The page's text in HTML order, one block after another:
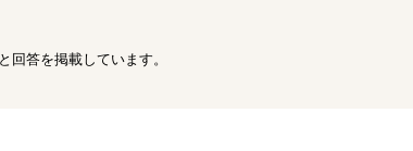
回答を掲載しています。